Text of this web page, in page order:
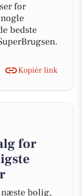
for
bedste
Kopiér link
for
næste bolig,